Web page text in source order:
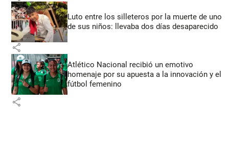
Luto entre los silleteros por la muerte de uno
de sus niños: llevaba dos días desaparecido
share
Atlético Nacional recibió un emotivo
homenaje por su apuesta a la innovación y el
fútbol femenino
share